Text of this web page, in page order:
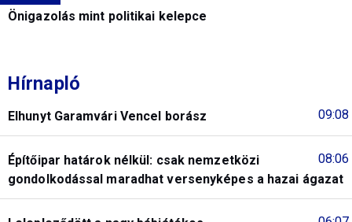
Önigazolás mint politikai kelepce
Hírnapló
09:08
Elhunyt Garamvári Vencel borász
08:06
Építőipar határok nélkül: csak nemzetközi
gondolkodással maradhat versenyképes a hazai ágazat